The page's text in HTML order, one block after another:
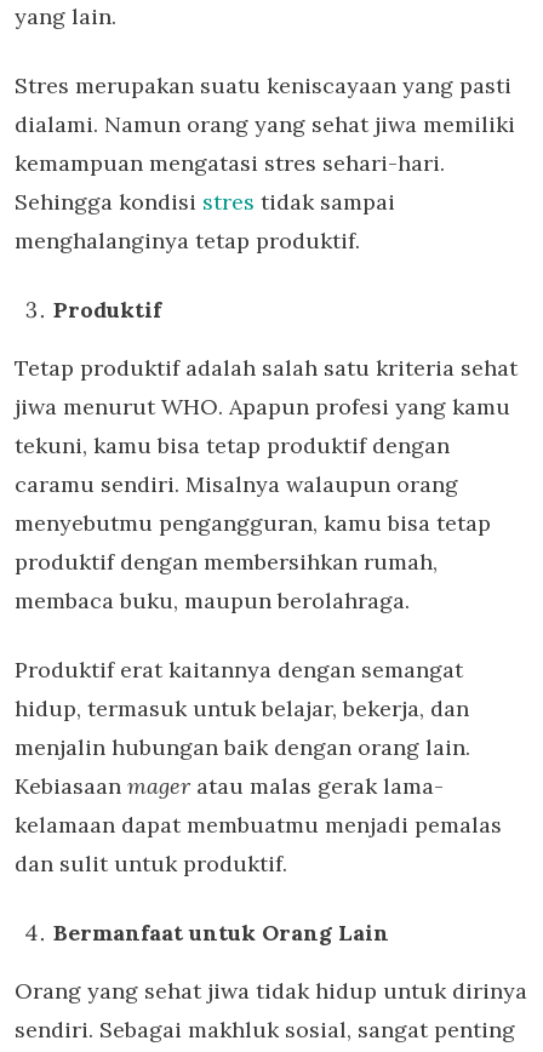
yang lain.
Stres merupakan suatu keniscayaan yang pasti
dialami. Namun orang yang sehat jiwa memiliki
kemampuan mengatasi stres sehari-hari.
Sehingga kondisi stres tidak sampai
menghalanginya tetap produktif.
Produktif
Tetap produktif adalah salah satu kriteria sehat
jiwa menurut WHO. Apapun profesi yang kamu
tekuni, kamu bisa tetap produktif dengan
caramu sendiri. Misalnya walaupun orang
menyebutmu pengangguran, kamu bisa tetap
produktif dengan membersihkan rumah,
membaca buku, maupun berolahraga.
Produktif erat kaitannya dengan semangat
hidup, termasuk untuk belajar, bekerja, dan
menjalin hubungan baik dengan orang lain.
Kebiasaan mager atau malas gerak lama-
kelamaan dapat membuatmu menjadi pemalas
dan sulit untuk produktif.
Bermanfaat untuk Orang Lain
Orang yang sehat jiwa tidak hidup untuk dirinya
sendiri. Sebagai makhluk sosial, sangat penting